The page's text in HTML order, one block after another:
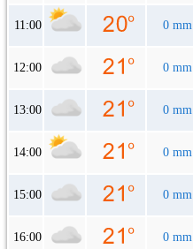
11:00 0 mm
12:00 0 mm
13:00 0 mm
14:00 0 mm
15:00 0 mm
16:00 0 mm